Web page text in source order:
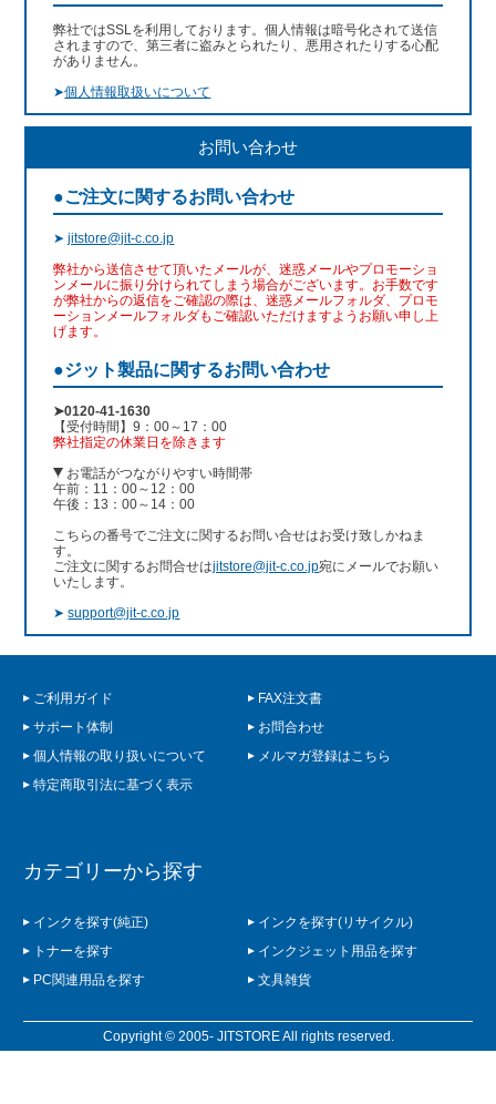
弊社ではSSLを利用しております。個人情報は暗号化されて送信
されますので、第三者に盗みとられたり、悪用されたりする心配
がありません。
➤個人情報取扱いについて
お問い合わせ
●ご注文に関するお問い合わせ
➤jitstore@jit-c.co.jp
弊社から送信させて頂いたメールが、迷惑メールやプロモーショ
ンメールに振り分けられてしまう場合がございます。お手数です
が弊社からの返信をご確認の際は、迷惑メールフォルダ、プロモ
ーションメールフォルダもご確認いただけますようお願い申し上
げます。
●ジット製品に関するお問い合わせ
➤0120-41-1630
【受付時間】9：00～17：00
弊社指定の休業日を除きます
お電話がつながりやすい時間帯
午前：11：00～12：00
午後：13：00～14：00
こちらの番号でご注文に関するお問い合せはお受け致しかねま
す。
ご注文に関するお問合せはjitstore@jit-c.co.jp宛にメールでお願い
いたします。
➤support@jit-c.co.jp
ご利用ガイド
FAX注文書
サポート体制
お問合わせ
個人情報の取り扱いについて
メルマガ登録はこちら
特定商取引法に基づく表示
カテゴリーから探す
インクを探す(純正)
インクを探す(リサイクル)
トナーを探す
インクジェット用品を探す
PC関連用品を探す
文具雑貨
Copyright © 2005- JITSTORE All rights reserved.